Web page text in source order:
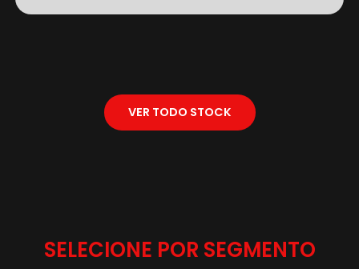
VER TODO STOCK
SELECIONE POR SEGMENTO